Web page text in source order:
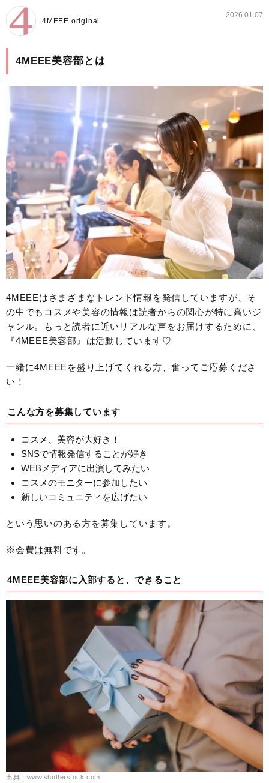
4MEEE original
2026.01.07
4MEEE美容部とは
4MEEEはさまざまなトレンド情報を発信していますが、そ
の中でもコスメや美容の情報は読者からの関心が特に高いジ
ャンル。もっと読者に近いリアルな声をお届けするために、
『4MEEE美容部』は活動しています♡
一緒に4MEEEを盛り上げてくれる方、奮ってご応募くださ
い！
こんな方を募集しています
コスメ、美容が大好き！
SNSで情報発信することが好き
WEBメディアに出演してみたい
コスメのモニターに参加したい
新しいコミュニティを広げたい
という思いのある方を募集しています。
※会費は無料です。
4MEEE美容部に入部すると、できること
出典：www.shutterstock.com